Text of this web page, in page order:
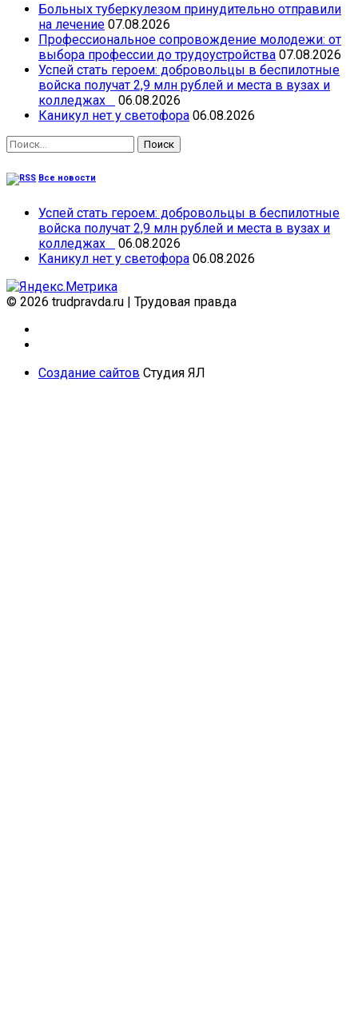
Больных туберкулезом принудительно отправили
на лечение 07.08.2026
Профессиональное сопровождение молодежи: от
выбора профессии до трудоустройства 07.08.2026
Успей стать героем: добровольцы в беспилотные
войска получат 2,9 млн рублей и места в вузах и
колледжах
06.08.2026
Каникул нет у светофора 06.08.2026
Найти:
Все новости
Успей стать героем: добровольцы в беспилотные
войска получат 2,9 млн рублей и места в вузах и
колледжах
06.08.2026
Каникул нет у светофора 06.08.2026
© 2026 trudpravda.ru | Трудовая правда
Создание сайтов Студия ЯЛ